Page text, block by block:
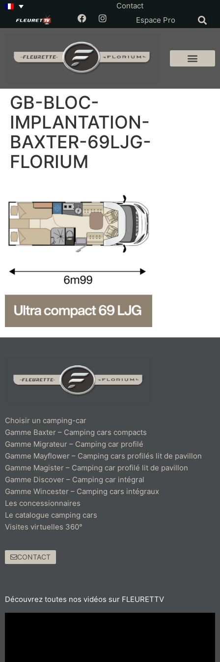
Contact
Espace Pro
GB-BLOC-
IMPLANTATION-
BAXTER-69LJG-
FLORIUM
Choisir un camping-car
Gamme Baxter – Camping cars compacts
Gamme Migrateur – Camping car profilé
Gamme Mayflower – Camping cars profilés lit de pavillon
Gamme Magister – Camping car profilé lit de pavillon
Gamme Discover – Camping car intégral
Gamme Wincester – Camping cars intégraux
Les concessionnaires
Le catalogue camping cars
Visites virtuelles 360°
CONTACT
Découvrez toutes nos vidéos sur FLEURETTV